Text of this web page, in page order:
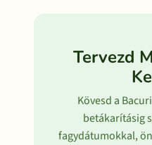
Tervezd
Kövesd a
betákarításig
fagydátumokkal,